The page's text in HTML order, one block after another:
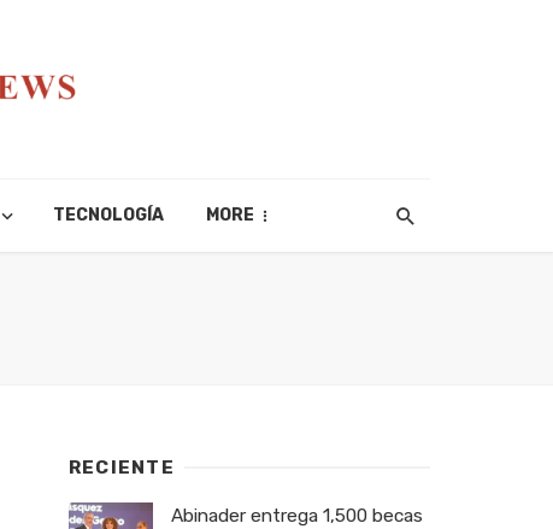
TECNOLOGÍA MORE
RECIENTE
Abinader entrega 1,500 becas